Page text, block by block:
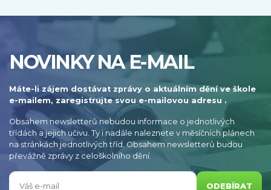
NOVINKY NA E-MAIL
Máte-li zájem dostávat zprávy o aktuálním dění ve škole
e-mailem, zaregistrujte svou e-mailovou adresu .
Obsahem newsletterů nebudou informace o jednotlivých
třídách a jejich učivu. Ty i nadále naleznete v měsíčních plánech
na stránkách jednotlivých tříd. Obsahem newsletterů budou
převážně zprávy z celoškolního dění.
ODEBÍRAT